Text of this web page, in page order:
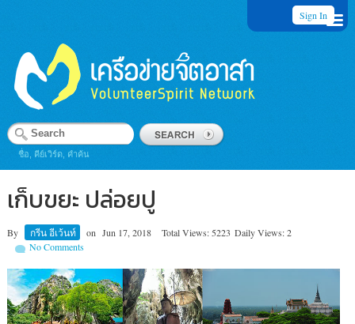
Sign In
ชื่อ, คีย์เวิร์ด, คำค้น
เก็บขยะ ปล่อยปู
By กรีน อีเว้นท์ on Jun 17, 2018 Total Views: 5223 Daily Views: 2
No Comments